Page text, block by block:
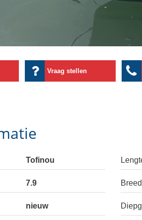
Vraag stellen
Tofinou
7.9
nieuw